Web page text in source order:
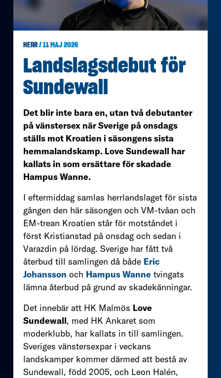
HERR/ 11 MAJ 2026
Landslagsdebut för
Sundewall
Det blir inte bara en, utan två debutanter
på vänstersex när Sverige på onsdags
ställs mot Kroatien i säsongens sista
hemmalandskamp. Love Sundewall har
kallats in som ersättare för skadade
Hampus Wanne.
I eftermiddag samlas herrlandslaget för sista
gången den här säsongen och VM-tvåan och
EM-trean Kroatien står för motståndet i
först Kristianstad på onsdag och sedan i
Varazdin på lördag. Sverige har fått två
återbud till samlingen då både Eric
Johansson och Hampus Wanne tvingats
lämna återbud på grund av skadekänningar.
Det innebär att HK Malmös Love
Sundewall, med HK Ankaret som
moderklubb, har kallats in till samlingen.
Sveriges vänstersexpar i veckans
landskamper kommer därmed att bestå av
Sundewall, född 2005, och Leon Halén,